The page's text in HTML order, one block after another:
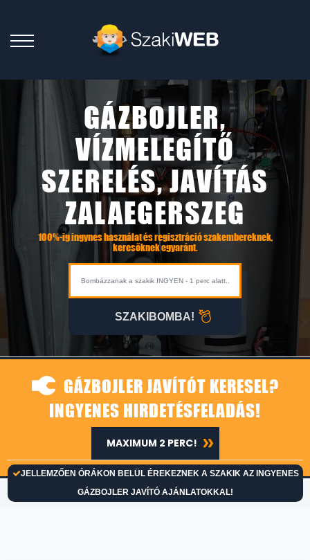
GÁZBOJLER,
VÍZMELEGÍTŐ
SZERELÉS, JAVÍTÁS
ZALAEGERSZEG
100%-ig ingynes használat és regisztráció szakembereknek,
keresőknek egyaránt.
SZAKIBOMBA!
GÁZBOJLER JAVÍTÓT KERESEL?
INGYENES HIRDETÉSFELADÁS!
JELLEMZŐEN ÓRÁKON BELÜL ÉREKEZNEK A SZAKIK AZ INGYENES
GÁZBOJLER JAVÍTÓ AJÁNLATOKKAL!
MAXIMUM 2 PERC!